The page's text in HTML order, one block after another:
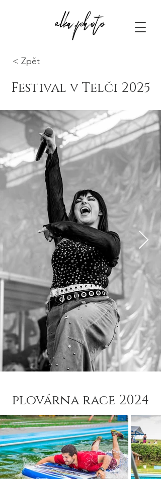
< Zpět
Festival v Telči 2025
plovárna race 2024